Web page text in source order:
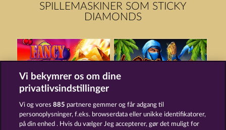
SPILLEMASKINER SOM STICKY
DIAMONDS
Vi bekymrer os om dine
privatlivsindstillinger
Vi og vores885 partnere gemmer og får adgang til
personoplysninger, f.eks. browserdata eller unikke identifikatorer,
på din enhed . Hvis du vælger Jeg accepterer, gør det muligt for